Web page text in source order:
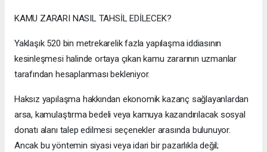
KAMU ZARARI NASIL TAHSİL EDİLECEK?
Yaklaşık 520 bin metrekarelik fazla yapılaşma iddiasının
kesinleşmesi halinde ortaya çıkan kamu zararının uzmanlar
tarafından hesaplanması bekleniyor.
Haksız yapılaşma hakkından ekonomik kazanç sağlayanlardan
arsa, kamulaştırma bedeli veya kamuya kazandırılacak sosyal
donatı alanı talep edilmesi seçenekler arasında bulunuyor.
Ancak bu yöntemin siyasi veya idari bir pazarlıkla değil;